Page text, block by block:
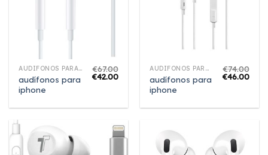
AUDÍFONOS PARA IPHONE
audífonos para
iphone
€67.00
€42.00
AUDÍFONOS PARA IPHONE
audífonos para
iphone
€74.00
€46.00